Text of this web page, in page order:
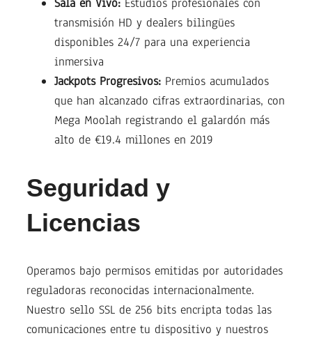
transmisión HD y dealers bilingües
disponibles 24/7 para una experiencia
inmersiva
Jackpots Progresivos: Premios acumulados
que han alcanzado cifras extraordinarias, con
Mega Moolah registrando el galardón más
alto de €19.4 millones en 2019
Seguridad y
Licencias
Operamos bajo permisos emitidas por autoridades
reguladoras reconocidas internacionalmente.
Nuestro sello SSL de 256 bits encripta todas las
comunicaciones entre tu dispositivo y nuestros